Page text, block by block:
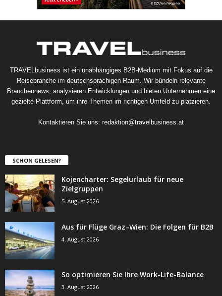
TRAVELbusiness ist ein unabhängiges B2B-Medium mit Fokus auf die
Reisebranche im deutschsprachigen Raum. Wir bündeln relevante
Branchennews, analysieren Entwicklungen und bieten Unternehmen eine
gezielte Plattform, um ihre Themen im richtigen Umfeld zu platzieren.
Kontaktieren Sie uns: redaktion@travelbusiness.at
SCHON GELESEN?
Kojencharter: Segelurlaub für neue
Zielgruppen
5. August 2026
Aus für Flüge Graz–Wien: Die Folgen für B2B
4. August 2026
So optimieren Sie Ihre Work-Life-Balance
3. August 2026